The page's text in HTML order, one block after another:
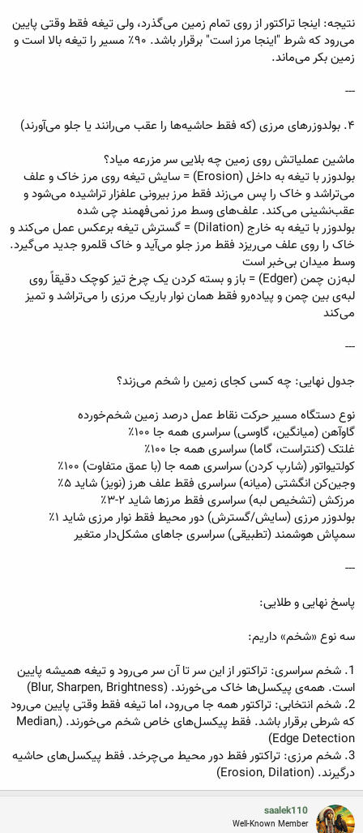
نتیجه: اینجا تراکتور از روی تمام زمین می‌گذرد، ولی تیغه فقط وقتی پایین
می‌رود که شرط "اینجا مرز است" برقرار باشد. ۹۰٪ مسیر را تیغه بالا است و
زمین بکر می‌ماند.
---
۴. بولدوزرهای مرزی (که فقط حاشیه‌ها را عقب می‌رانند یا جلو می‌آورند)
ماشین عملیاتش روی زمین چه بلایی سر مزرعه میاد؟
بولدوزر با تیغه به داخل (Erosion) = سایش تیغه روی مرز خاک و علف
می‌تراشد و خاک را پس می‌زند فقط مرز بیرونی علفزار تراشیده می‌شود و
عقب‌نشینی می‌کند. علف‌های وسط مرز نمی‌فهمند چی شده
بولدوزر با تیغه به خارج (Dilation) = گسترش تیغه برعکس عمل می‌کند و
خاک را روی علف می‌ریزد فقط مرز جلو می‌آید و خاک قلمرو جدید می‌گیرد.
وسط میدان بی‌خبر است
لبه‌زن چمن (Edger) = باز و بسته کردن یک چرخ تیز کوچک دقیقاً روی
لبه‌ی بین چمن و پیاده‌رو فقط همان نوار باریک مرزی را می‌تراشد و تمیز
می‌کند
---
جدول نهایی: چه کسی کجای زمین را شخم می‌زند؟
نوع دستگاه مسیر حرکت نقاط عمل درصد زمین شخم‌خورده
گاوآهن (میانگین، گاوسی) سراسری همه جا ۱۰۰٪
غلتک (کنتراست، گاما) سراسری همه جا ۱۰۰٪
کولتیواتور (شارپ کردن) سراسری همه جا (با عمق متفاوت) ۱۰۰٪
وجین‌کن انگشتی (میانه) سراسری فقط علف هرز (نویز) شاید ۵٪
مرزکش (تشخیص لبه) سراسری فقط مرزها شاید ۲-۳٪
بولدوزر مرزی (سایش/گسترش) دور محیط فقط نوار مرزی شاید ۱٪
سمپاش هوشمند (تطبیقی) سراسری جاهای مشکل‌دار متغیر
---
پاسخ نهایی و طلایی:
سه نوع «شخم» داریم:
1. شخم سراسری: تراکتور از این سر تا آن سر می‌رود و تیغه همیشه پایین
است. همه‌ی پیکسل‌ها خاک می‌خورند. (Blur, Sharpen, Brightness)
2. شخم انتخابی: تراکتور همه جا می‌رود، اما تیغه فقط وقتی پایین می‌رود
که شرطی برقرار باشد. فقط پیکسل‌های خاص شخم می‌خورند. (Median,
Edge Detection)
3. شخم مرزی: تراکتور فقط دور محیط می‌چرخد. فقط پیکسل‌های حاشیه
درگیرند. (Erosion, Dilation)
saalek110
Well-Known Member